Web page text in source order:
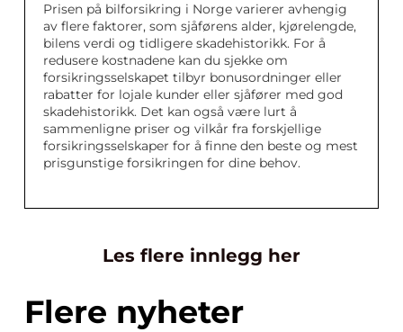
Prisen på bilforsikring i Norge varierer avhengig
av flere faktorer, som sjåførens alder, kjørelengde,
bilens verdi og tidligere skadehistorikk. For å
redusere kostnadene kan du sjekke om
forsikringsselskapet tilbyr bonusordninger eller
rabatter for lojale kunder eller sjåfører med god
skadehistorikk. Det kan også være lurt å
sammenligne priser og vilkår fra forskjellige
forsikringsselskaper for å finne den beste og mest
prisgunstige forsikringen for dine behov.
Les flere innlegg her
Flere nyheter